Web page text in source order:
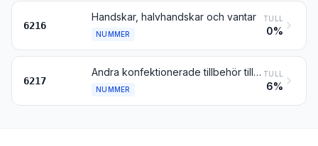
6216
Handskar, halvhandskar och vantar
NUMMER
TULL
0%
6217
Andra konfektionerade tillbehör till kläder; delar till kläder eller till tillbehör till kläder, andra än sådana enligt nr 6212
NUMMER
TULL
6%